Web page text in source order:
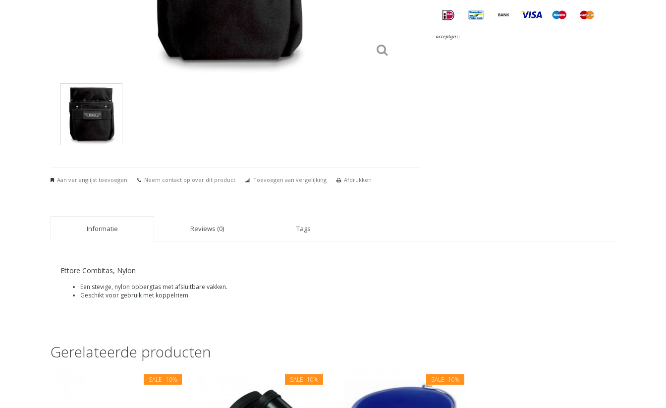
Aan verlanglijst toevoegen Neem contact op over dit product Toevoegen aan vergelijking Afdrukken
Informatie Reviews (0) Tags
Ettore Combitas, Nylon
Een stevige, nylon opbergtas met afsluitbare vakken.
Geschikt voor gebruik met koppelriem.
Gerelateerde producten
SALE -10% SALE -10% SALE -10%